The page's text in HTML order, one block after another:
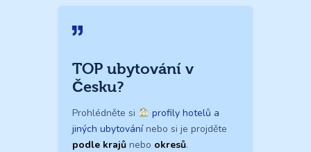
TOP ubytování v
Česku?
Prohlédněte si
profily hotelů a
jiných ubytovánínebo si je projděte
podle krajů nebo okresů.